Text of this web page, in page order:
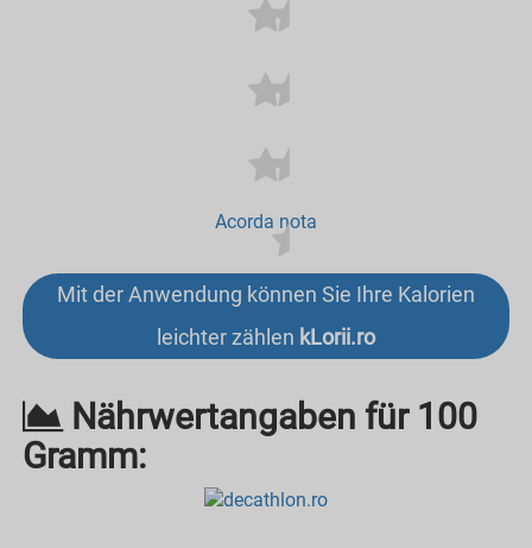
Acorda nota
Mit der Anwendung können Sie Ihre Kalorien
leichter zählen kLorii.ro
Nährwertangaben für 100
Gramm: